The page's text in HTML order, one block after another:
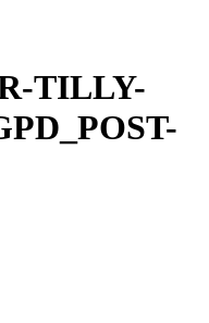
TILLY-